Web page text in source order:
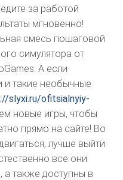
за работой
мгновенно!
смесь пошаговой
симулятора от
А если
и такие необычные
slyxi.ru/ofitsialnyiy-
новые игры, чтобы
прямо на сайте! Во
лучше выйти
все они
а также доступны в